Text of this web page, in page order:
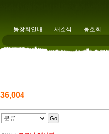
동창회안내 새소식 동호회
36,004
Go